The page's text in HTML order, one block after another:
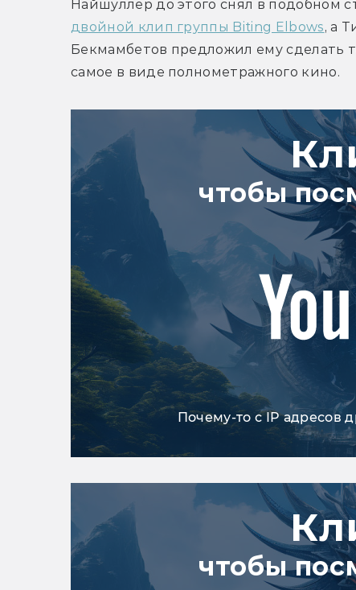
двойной клип группы Biting Elbows, а
Бекмамбетов предложил ему сделать
самое в виде полнометражного кино.
чтобы
Почему-то с IP адресов
чтобы